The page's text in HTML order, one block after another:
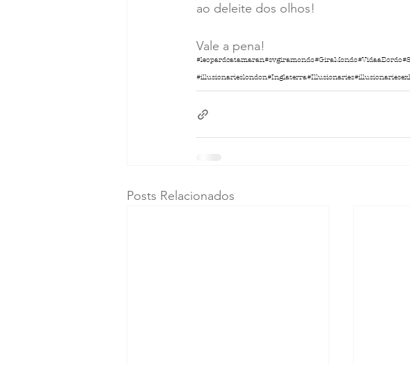
ao deleite dos olhos!
Vale a pena!
#leopardcatamaran#svgiramondo#GiraMondo#VidaaBordo
#illusionarieslondon#Inglaterra#Illusionaries
Posts Relacionados